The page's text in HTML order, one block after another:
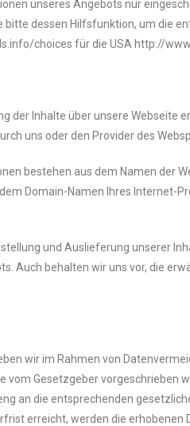
unseres Angebots nur
bitte dessen Hilfsfunktion, um die
choices für die USA http://
der Inhalte über unsere
uns oder den Provider des
bestehen aus dem Namen der
Domain-Namen Ihres Internet-
und Auslieferung unserer
Auch behalten wir uns vor, die
wir im Rahmen von
vom Gesetzgeber vorgeschrieben
an die entsprechenden
erreicht, werden die erhobenen